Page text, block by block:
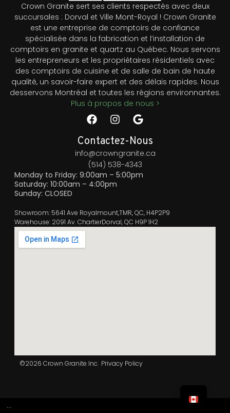
Crown Granite sert ses clients respectés avec deux
succursales : Dorval et Ville Mont-Royal ! Crown Granite
est une entreprise de comptoirs de confiance
spécialisée dans la fabrication et l’installation de
comptoirs en granite et quartz au Québec. Nous servons
les entrepreneurs et les propriétaires résidentiels avec
des comptoirs de cuisine et de salle de bain de haute
qualité, un savoir-faire expert et des délais rapides. Nous
desservons Montréal et toutes les régions environnantes.
Plus à propos de nous >
Contactez-Nous
info@crowngranite.ca
(514) 538-4343
Monday to Friday: 9:00am – 5:00pm
Saturday: 10:00am – 4:00pm
Sunday: CLOSED
Showroom: 5641 Ave Royalmount,TMR, QC, H4P2P9
Warehouse: 2091 Av. ChartierDorval, QC H9P 1H2
©2026 Crown Granite Inc. Privacy Policy
...